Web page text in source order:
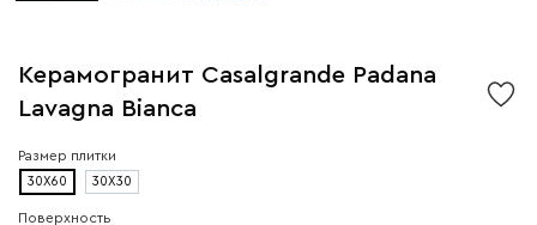
Керамогранит Casalgrande Padana
Lavagna Bianca
Размер плитки
30X60 30X30
Поверхность